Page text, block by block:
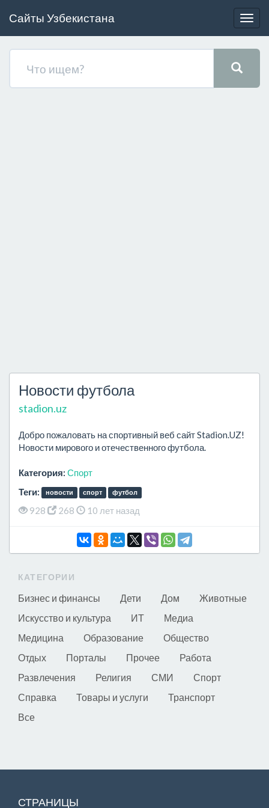
Сайты Узбекистана
Новости футбола
stadion.uz
Добро пожаловать на спортивный веб сайт Stadion.UZ!
Новости мирового и отечественного футбола.
Категория: Спорт
Теги:
новости спорт футбол
928 268 10 лет назад
КАТЕГОРИИ
Бизнес и финансы Дети Дом
Животные
Искусство и культура
ИТ
Медиа
Медицина
Образование
Общество
Отдых
Порталы Прочее
Работа
Развлечения
Религия СМИ
Спорт
Справка
Товары и услуги
Транспорт
Все
СТРАНИЦЫ